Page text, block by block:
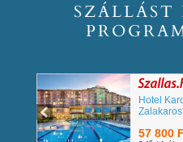
SZÁLLÁST